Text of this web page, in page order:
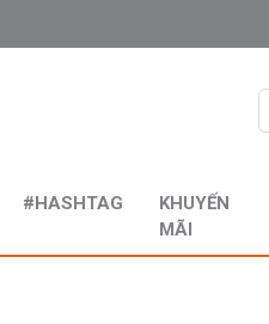
#HASHTAG
KHUYẾN
MÃI